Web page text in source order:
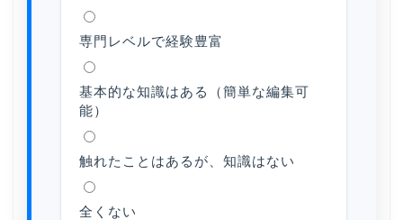
専門レベルで経験豊富
基本的な知識はある（簡単な編集可
能）
触れたことはあるが、知識はない
全くない